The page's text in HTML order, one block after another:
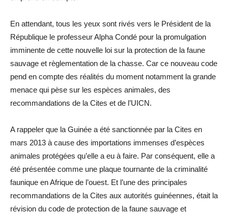
En attendant, tous les yeux sont rivés vers le Président de la
République le professeur Alpha Condé pour la promulgation
imminente de cette nouvelle loi sur la protection de la faune
sauvage et règlementation de la chasse. Car ce nouveau code
pend en compte des réalités du moment notamment la grande
menace qui pèse sur les espèces animales, des
recommandations de la Cites et de l’UICN.
A rappeler que la Guinée a été sanctionnée par la Cites en
mars 2013 à cause des importations immenses d’espèces
animales protégées qu’elle a eu à faire. Par conséquent, elle a
été présentée comme une plaque tournante de la criminalité
faunique en Afrique de l’ouest. Et l’une des principales
recommandations de la Cites aux autorités guinéennes, était la
révision du code de protection de la faune sauvage et